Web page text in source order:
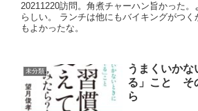
20211220訪問。角煮チャーハン旨かった
らしい。 ランチは他にもバイキングがつ
もよかったな。
未分類
うまくいかな
る」こと そ
ら